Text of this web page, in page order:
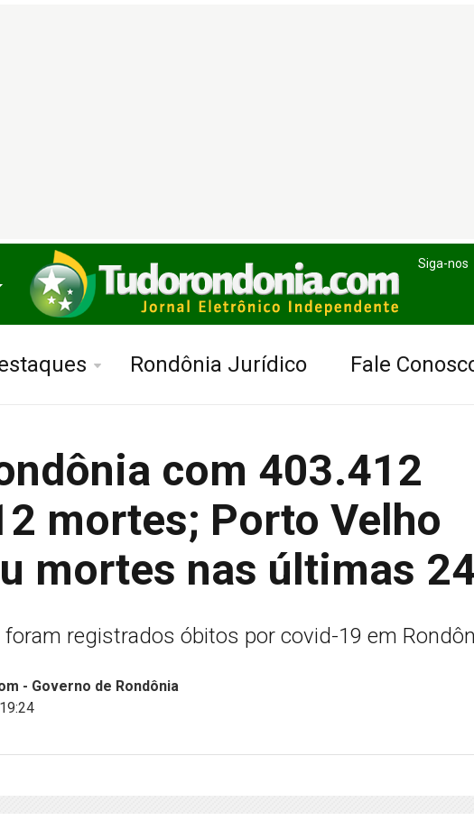
Siga-nos
Rondônia Jurídico Fale
com 403.412
mortes; Porto Velho
mortes nas últimas
registrados óbitos por covid-19 em
- Governo de Rondônia